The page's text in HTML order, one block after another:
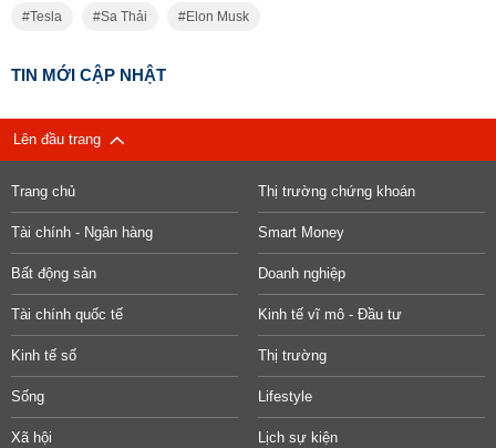
Tesla Sa Thải Elon Musk
TIN MỚI CẬP NHẬT
Lên đầu trang
Trang chủ Thị trường chứng khoán
Tài chính - Ngân hàng Smart Money
Bất động sản Doanh nghiệp
Tài chính quốc tế Kinh tế vĩ mô - Đầu tư
Kinh tế số Thị trường
Sống Lifestyle
Xã hội Lịch sự kiện